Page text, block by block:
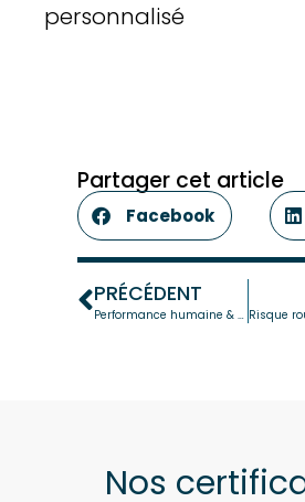
personnalisé
Partager cet article
Facebook
PRÉCÉDENT
Performance humaine & efficacité opérationnelle en PME
Nos